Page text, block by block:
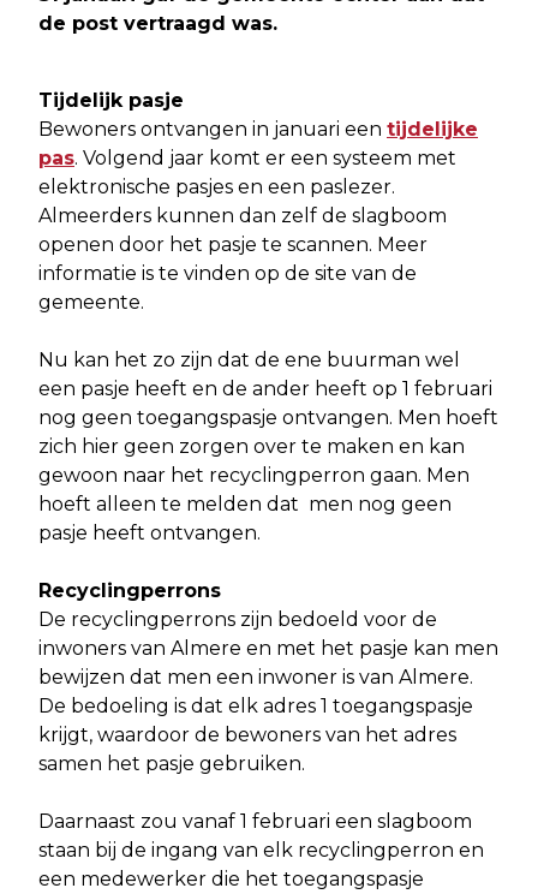
de post vertraagd was.
Tijdelijk pasje
Bewoners ontvangen in januari een tijdelijke
pas. Volgend jaar komt er een systeem met
elektronische pasjes en een paslezer.
Almeerders kunnen dan zelf de slagboom
openen door het pasje te scannen. Meer
informatie is te vinden op de site van de
gemeente.
Nu kan het zo zijn dat de ene buurman wel
een pasje heeft en de ander heeft op 1 februari
nog geen toegangspasje ontvangen. Men hoeft
zich hier geen zorgen over te maken en kan
gewoon naar het recyclingperron gaan. Men
hoeft alleen te melden dat men nog geen
pasje heeft ontvangen.
Recyclingperrons
De recyclingperrons zijn bedoeld voor de
inwoners van Almere en met het pasje kan men
bewijzen dat men een inwoner is van Almere.
De bedoeling is dat elk adres 1 toegangspasje
krijgt, waardoor de bewoners van het adres
samen het pasje gebruiken.
Daarnaast zou vanaf 1 februari een slagboom
staan bij de ingang van elk recyclingperron en
een medewerker die het toegangspasje